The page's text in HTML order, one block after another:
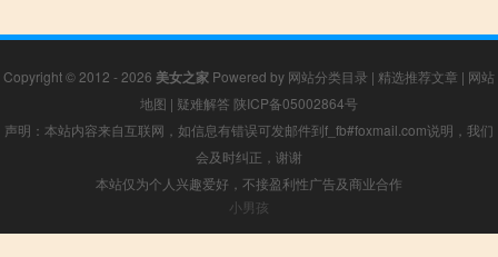
Copyright © 2012 - 2026 美女之家 Powered by 网站分类目录 | 精选推荐文章 | 网站
地图 | 疑难解答 陕ICP备05002864号
声明：本站内容来自互联网，如信息有错误可发邮件到f_fb#foxmail.com说明，我们
会及时纠正，谢谢
本站仅为个人兴趣爱好，不接盈利性广告及商业合作
小男孩